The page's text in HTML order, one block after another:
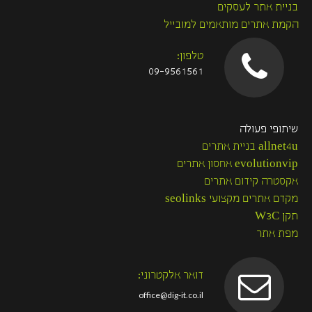
בניית אתר לעסקים
הקמת אתרים מותאמים למובייל
טלפון:
09-9561561
שיתופי פעולה
allnet4u בניית אתרים
evolutionvip אחסון אתרים
אקסטרה קידום אתרים
מקדם אתרים מקצועי seolinks
תקן W3C
מפת אתר
דואר אלקטרוני:
office@dig-it.co.il